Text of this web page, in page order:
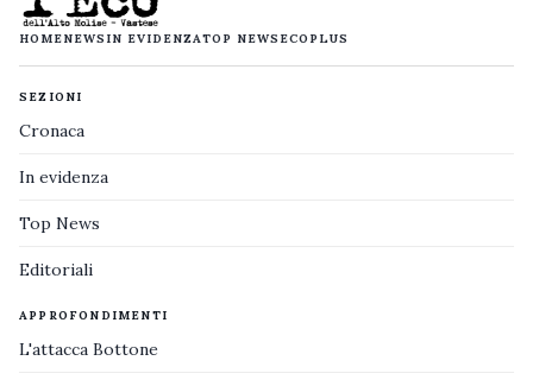
HOMENEWS IN EVIDENZATOP NEWS ECOPLUS
SEZIONI
Cronaca
In evidenza
Top News
Editoriali
APPROFONDIMENTI
L'attacca Bottone